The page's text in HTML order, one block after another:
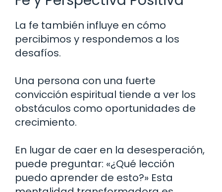
La fe también influye en cómo
percibimos y respondemos a los
desafíos.
Una persona con una fuerte
convicción espiritual tiende a ver los
obstáculos como oportunidades de
crecimiento.
En lugar de caer en la desesperación,
puede preguntar: «¿Qué lección
puedo aprender de esto?» Esta